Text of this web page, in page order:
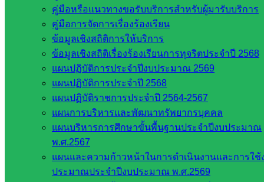
คู่มือหรือแนวทางขอรับบริการสำหรับผู้มารับบริการ
คู่มือการจัดการเรื่องร้องเรียน
ข้อมูลเชิงสถิติการให้บริการ
ข้อมูลเชิงสถิติเรื่องร้องเรียนการทุจริตประจำปี 2568
แผนปฏิบัติการประจำปีงบประมาณ 2569
แผนปฏิบัติการประจำปี 2568
แผนปฏิบัติราชการประจำปี 2564-2567
แผนการบริหารและพัฒนาทรัพยากรบุคคล
แผนบริหารการศึกษาขั้นพื้นฐานประจำปีงบประมาณ
พ.ศ.2567
แผนและความก้าวหน้าในการดำเนินงานและการใช้
ประมาณประจำปีงบประมาณ พ.ศ.2569
347
งานประชาสัมพันธ์ สพป.สก.2